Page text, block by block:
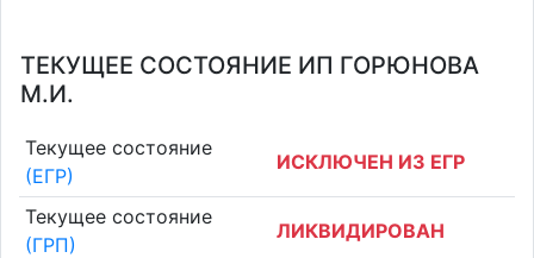
ТЕКУЩЕЕ СОСТОЯНИЕ ИП ГОРЮНОВА
М.И.
Текущее состояние
(ЕГР)
ИСКЛЮЧЕН ИЗ ЕГР
Текущее состояние
(ГРП)
ЛИКВИДИРОВАН